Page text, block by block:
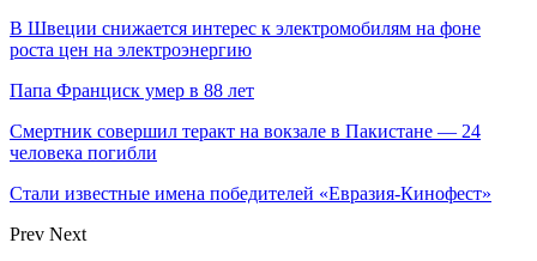
В Швеции снижается интерес к электромобилям на фоне
роста цен на электроэнергию
Папа Франциск умер в 88 лет
Смертник совершил теракт на вокзале в Пакистане — 24
человека погибли
Стали известные имена победителей «Евразия-Кинофест»
Prev Next